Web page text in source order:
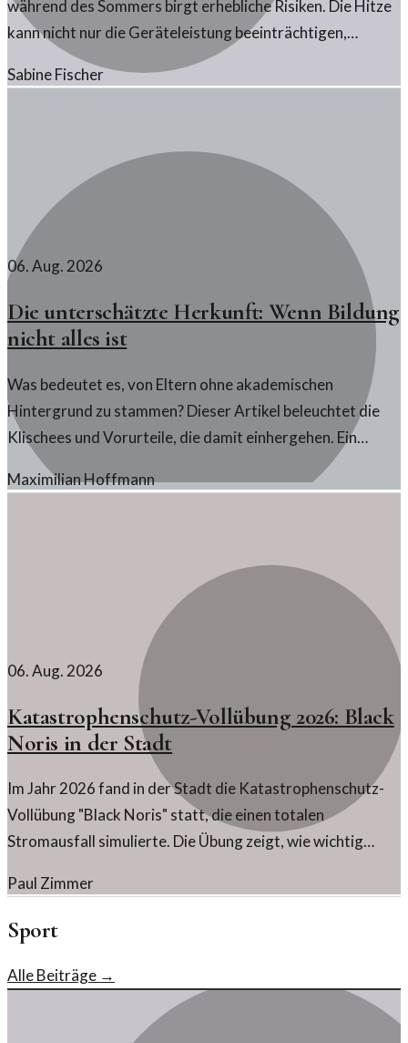
während des Sommers birgt erhebliche Risiken. Die Hitze
kann nicht nur die Geräteleistung beeinträchtigen,
sondern auch die Sicherheit im Straßenverkehr
gefährden.
Sabine Fischer
06. Aug. 2026
Die unterschätzte Herkunft: Wenn Bildung
nicht alles ist
Was bedeutet es, von Eltern ohne akademischen
Hintergrund zu stammen? Dieser Artikel beleuchtet die
Klischees und Vorurteile, die damit einhergehen. Ein
Beitrag über Identität und Wertschätzung.
Maximilian Hoffmann
06. Aug. 2026
Katastrophenschutz-Vollübung 2026: Black
Noris in der Stadt
Im Jahr 2026 fand in der Stadt die Katastrophenschutz-
Vollübung "Black Noris" statt, die einen totalen
Stromausfall simulierte. Die Übung zeigt, wie wichtig
Paul Zimmer
Sport
Alle Beiträge →